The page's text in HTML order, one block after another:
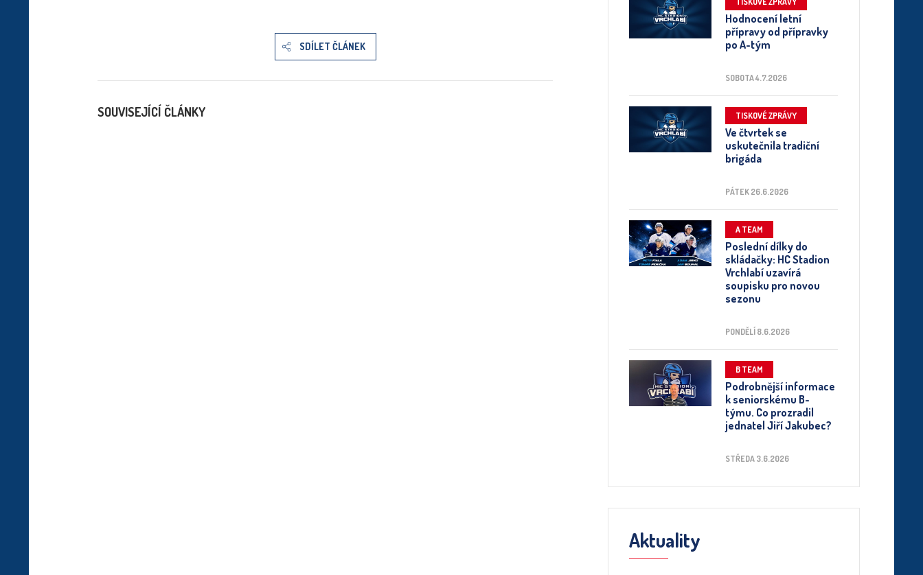
SDÍLET ČLÁNEK
SOUVISEJÍCÍ ČLÁNKY
Hodnocení letní
přípravy od přípravky
po A-tým
SOBOTA 4.7.2026
TISKOVÉ ZPRÁVY
Ve čtvrtek se
uskutečnila tradiční
brigáda
PÁTEK 26.6.2026
A TEAM
Poslední dílky do
skládačky: HC Stadion
Vrchlabí uzavírá
soupisku pro novou
sezonu
PONDĚLÍ 8.6.2026
B TEAM
Podrobnější informace
k seniorskému B-
týmu. Co prozradil
jednatel Jiří Jakubec?
STŘEDA 3.6.2026
Aktuality